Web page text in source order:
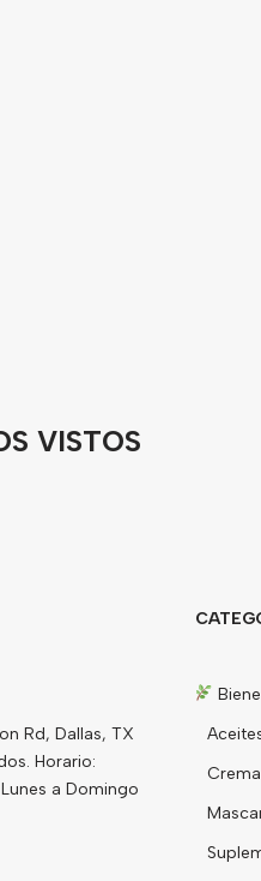
VISTOS
Rd, Dallas, TX
Horario:
a Domingo